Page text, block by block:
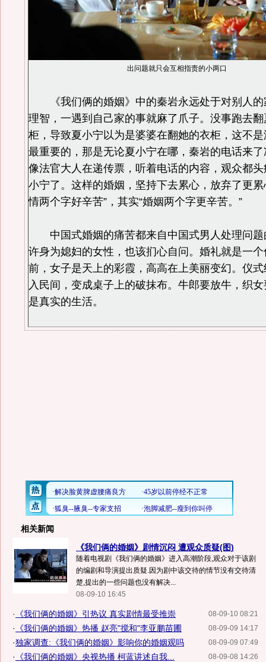
出问题就只会互相指责的小两口
《我们俩的婚姻》中的秦岩永远处于对别人的
理智，一遇到自己家的事就麻了爪子。没事跑去
柜，导致夏小宁以为是婆婆在翻她的衣柜，这不
最重要的，那是无论夏小宁在哪，秦岩的电话来
像法官大人在递传票，听着电话的内容，观众都
小宁了。这样的婚姻，坚持下去累心，放弃了更累
情两个字好辛苦”，其实“婚姻两个字更辛苦。”
中国式婚姻的痛苦都来自中国式男人处理问题
许身为媳妇的女性，也该扪心自问。婚礼就是一
前，女子是天上的彩霞，高高在上美丽变幻。仪
入民间，变成桌子上的破抹布。牛郎要放牛，织
是真实的生活。
相关新闻
《我们俩的婚姻》剧情沉闷 遭观众质疑(图)
随着电视剧《我们俩的婚姻》进入高潮阶段,观众对于该剧
的编剧和导演提出质疑.因为剧中该交待的情节没有交待清
楚,提出的一些问题也没有解决...
08-09-10 16:45
08-09-10 08:21
· 《我们俩的婚姻》引热议 真实剧情最受推崇
08-09-09 14:17
· 《我们俩的婚姻》热播 赵亮"搅和"李亚鹏苗圃
08-09-09 07:49
·独家调查:《我们俩的婚姻》影响你的婚姻观吗
08-09-08 14:26
· 《我们俩的婚姻》央视热播 柯蓝讲述自我...